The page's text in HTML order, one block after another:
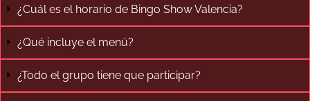
¿Cuál es el horario de Bingo Show Valencia?
¿Qué incluye el menú?
¿Todo el grupo tiene que participar?